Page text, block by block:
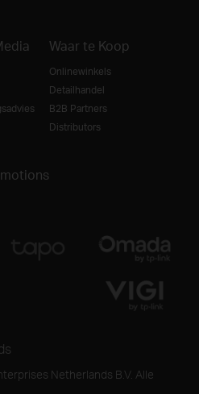
Waar te Koop
Onlinewinkels
Detailhandel
B2B Partners
Distributors
Netherlands B.V. Alle